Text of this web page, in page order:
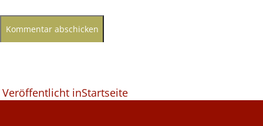
Veröffentlicht inStartseite